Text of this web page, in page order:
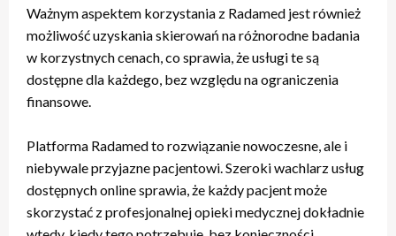
Ważnym aspektem korzystania z Radamed jest również
możliwość uzyskania skierowań na różnorodne badania
w korzystnych cenach, co sprawia, że usługi te są
dostępne dla każdego, bez względu na ograniczenia
finansowe.
Platforma Radamed to rozwiązanie nowoczesne, ale i
niebywale przyjazne pacjentowi. Szeroki wachlarz usług
dostępnych online sprawia, że każdy pacjent może
skorzystać z profesjonalnej opieki medycznej dokładnie